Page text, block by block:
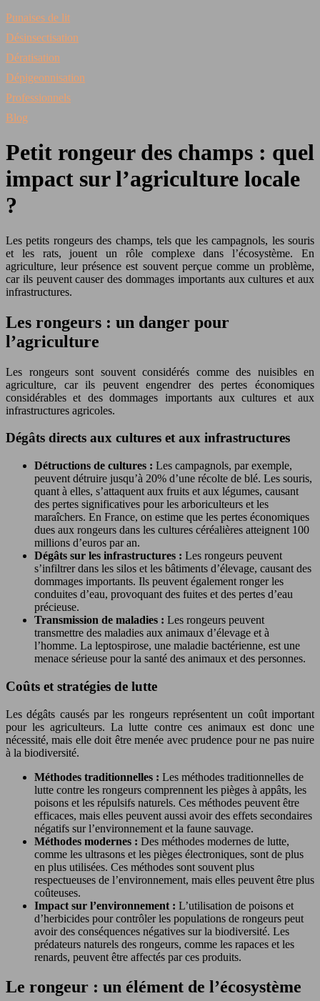
Punaises de lit
Désinsectisation
Dératisation
Dépigeonnisation
Professionnels
Blog
Petit rongeur des champs : quel
impact sur l’agriculture locale
?
Les petits rongeurs des champs, tels que les campagnols, les souris
et les rats, jouent un rôle complexe dans l’écosystème. En
agriculture, leur présence est souvent perçue comme un problème,
car ils peuvent causer des dommages importants aux cultures et aux
infrastructures.
Les rongeurs : un danger pour
l’agriculture
Les rongeurs sont souvent considérés comme des nuisibles en
agriculture, car ils peuvent engendrer des pertes économiques
considérables et des dommages importants aux cultures et aux
infrastructures agricoles.
Dégâts directs aux cultures et aux infrastructures
Détructions de cultures : Les campagnols, par exemple,
peuvent détruire jusqu’à 20% d’une récolte de blé. Les souris,
quant à elles, s’attaquent aux fruits et aux légumes, causant
des pertes significatives pour les arboriculteurs et les
maraîchers. En France, on estime que les pertes économiques
dues aux rongeurs dans les cultures céréalières atteignent 100
millions d’euros par an.
Dégâts sur les infrastructures : Les rongeurs peuvent
s’infiltrer dans les silos et les bâtiments d’élevage, causant des
dommages importants. Ils peuvent également ronger les
conduites d’eau, provoquant des fuites et des pertes d’eau
précieuse.
Transmission de maladies : Les rongeurs peuvent
transmettre des maladies aux animaux d’élevage et à
l’homme. La leptospirose, une maladie bactérienne, est une
menace sérieuse pour la santé des animaux et des personnes.
Coûts et stratégies de lutte
Les dégâts causés par les rongeurs représentent un coût important
pour les agriculteurs. La lutte contre ces animaux est donc une
nécessité, mais elle doit être menée avec prudence pour ne pas nuire
à la biodiversité.
Méthodes traditionnelles : Les méthodes traditionnelles de
lutte contre les rongeurs comprennent les pièges à appâts, les
poisons et les répulsifs naturels. Ces méthodes peuvent être
efficaces, mais elles peuvent aussi avoir des effets secondaires
négatifs sur l’environnement et la faune sauvage.
Méthodes modernes : Des méthodes modernes de lutte,
comme les ultrasons et les pièges électroniques, sont de plus
en plus utilisées. Ces méthodes sont souvent plus
respectueuses de l’environnement, mais elles peuvent être plus
coûteuses.
Impact sur l’environnement : L’utilisation de poisons et
d’herbicides pour contrôler les populations de rongeurs peut
avoir des conséquences négatives sur la biodiversité. Les
prédateurs naturels des rongeurs, comme les rapaces et les
renards, peuvent être affectés par ces produits.
Le rongeur : un élément de l’écosystème